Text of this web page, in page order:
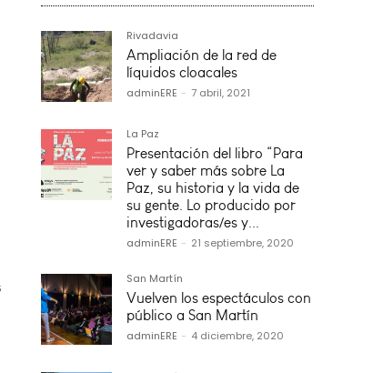
Rivadavia
Ampliación de la red de
líquidos cloacales
adminERE - 7 abril, 2021
La Paz
Presentación del libro “Para
ver y saber más sobre La
Paz, su historia y la vida de
su gente. Lo producido por
investigadoras/es y...
adminERE - 21 septiembre, 2020
San Martín
Vuelven los espectáculos con
público a San Martín
adminERE - 4 diciembre, 2020